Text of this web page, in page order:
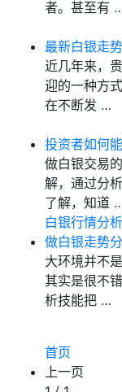
者。甚至有
最新白银走
近几年来，
迎的一种方
在不断发 …
投资者如何
做白银交易
解，通过分
了解，知道
白银行情分析
做白银走势
大环境并不
其实是很不
析技能把 …
首页
上一页